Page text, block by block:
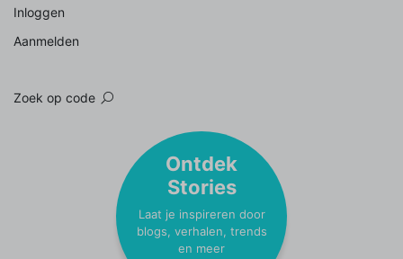
Inloggen
Aanmelden
Zoek op code
Ontdek
Stories
Laat je inspireren door
blogs, verhalen, trends
en meer